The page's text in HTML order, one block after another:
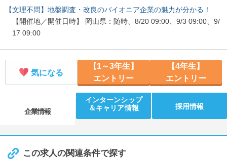
【開催地／開催日時】 埼玉県：8/28 13:30、9/14 13:30、10/23 1
3:30
【文理不問】地盤調査・改良のパイオニア企業の魅力が分かる！
【開催地／開催日時】 岡山県：随時、8/20 09:00、9/3 09:00、9/
17 09:00
気になる
【1～3年生】
エントリー
【4年生】
エントリー
企業情報
インターンシップ
＆キャリア情報
採用情報
この求人の関連条件で探す